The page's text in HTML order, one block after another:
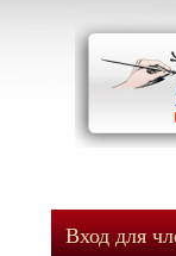
Вход для